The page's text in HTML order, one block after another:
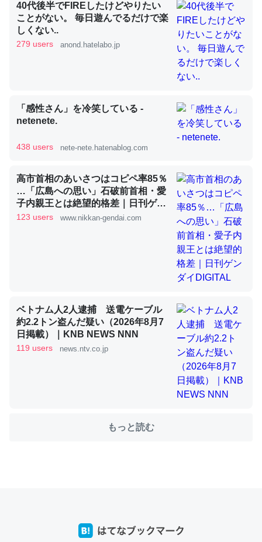
昆虫ってカルシウム少ないのか。知らんかった。調べたら
コオロギのカルシウム分はエビの600分の1程度。
論文では「淡水はカルシウムも酸素も不足してて両方に不
利だから両方が拮抗してるのでは」とあって面白い。海に
いる鋏角類（カブトガニ・ウミグモ）はカルシウムを使わ
ずキチンを強化してる筈だが、酵素が違うのか？
─ニュース :: 【研究発表】昆虫学の大問題＝「昆虫はなぜ海にいな
これを元に考えるとカルシウムを大量に使う脊椎動物と貝
類は苦労してるんだな…。腹足類だと殻を無くしてナメク
ジになったり努力してるし。
─ニュース :: 【研究発表】昆虫学の大問題＝「昆虫はなぜ海にいな
40代後半でFIREしたけどやりたい
ことがない。 毎日遊んでるだけで楽
しくない..
279 users anond.hatelabo.jp
「感性さん」を冷笑している -
netenete.
438 users nete-nete.hatenablog.com
高市首相のあいさつはコピペ率85％
…「広島への思い」石破前首相・愛
子内親王とは絶望的格差｜日刊ゲン
ダイDIGITAL
123 users www.nikkan-gendai.com
ベトナム人2人逮捕 送電ケーブル
約2.2トン盗んだ疑い（2026年8月7
日掲載）｜KNB NEWS NNN
119 users news.ntv.co.jp
もっと読む